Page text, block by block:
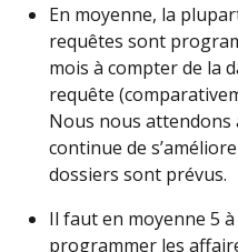
En moyenne, la
requêtes sont
mois à compter de la
requête
Nous nous attendons
continue de
dossiers sont prévus.
Il faut en moyenne 5
programmer les